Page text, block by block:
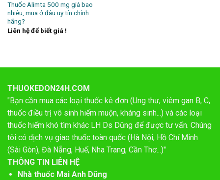
Thuốc Alimta 500 mg giá bao
nhiêu, mua ở đâu uy tín chính
hãng?
Liên hệ để biết giá !
THUOKEDON24H.COM
"Bạn cần mua các loại thuốc kê đơn (Ung thư, viêm gan B, C,
thuốc điều trị vô sinh hiếm muộn, kháng sinh...) và các loại
thuốc hiếm khó tìm khác LH Ds Dũng để được tư vấn. Chúng
tôi có dịch vụ giao thuốc toàn quốc (Hà Nội, Hồ Chí Minh
(Sài Gòn), Đà Nẵng, Huế, Nha Trang, Cần Thơ...)"
THÔNG TIN LIÊN HỆ
Nhà thuốc Mai Anh Dũng